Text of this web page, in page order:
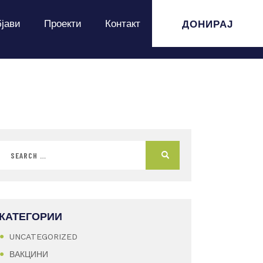
Проекти Контакт ДОНИРАЈ
КАТЕГОРИИ
UNCATEGORIZED
ВАКЦИНИ